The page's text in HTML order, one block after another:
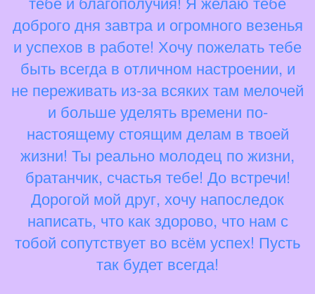
доброго дня завтра и огромного везенья
и успехов в работе! Хочу пожелать тебе
быть всегда в отличном настроении, и
не переживать из-за всяких там мелочей
и больше уделять времени по-
настоящему стоящим делам в твоей
жизни! Ты реально молодец по жизни,
братанчик, счастья тебе! До встречи!
Дорогой мой друг, хочу напоследок
написать, что как здорово, что нам с
тобой сопутствует во всём успех! Пусть
так будет всегда!